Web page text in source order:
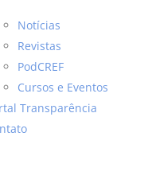
Notícias
Revistas
PodCREF
Cursos e Eventos
Transparência